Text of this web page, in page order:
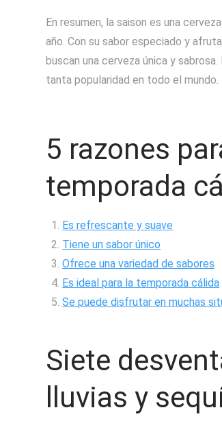
En resumen, la saison es una
año. Con su sabor especiado y
buscan una cerveza única y
tanta popularidad en todo el mundo.
5 razones
temporada
Es refrescante y suave
Tiene un sabor único
Ofrece una variedad de sabores
Es ideal para la temporada cálida
Se puede disfrutar en muchas
Siete
lluvias y